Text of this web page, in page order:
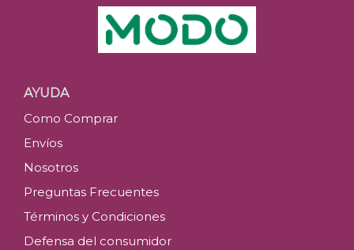
AYUDA
Como Comprar
Envíos
Nosotros
Preguntas Frecuentes
Términos y Condiciones
Defensa del consumidor